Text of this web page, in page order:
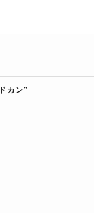
カン”